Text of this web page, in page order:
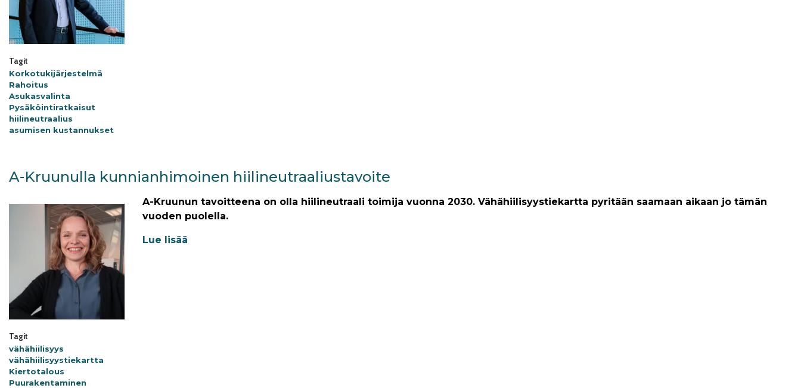
Tagit
Korkotukijärjestelmä
Rahoitus
Asukasvalinta
Pysäköintiratkaisut
hiilineutraalius
asumisen kustannukset
A-Kruunulla kunnianhimoinen hiilineutraaliustavoite
Tagit
vähähiilisyys
vähähiilisyystiekartta
Kiertotalous
Puurakentaminen
A-Kruunun tavoitteena on olla hiilineutraali toimija vuonna 2030. Vähähiilisyystiekartta pyritään saamaan aikaan jo tämän
vuoden puolella.
Lue lisää